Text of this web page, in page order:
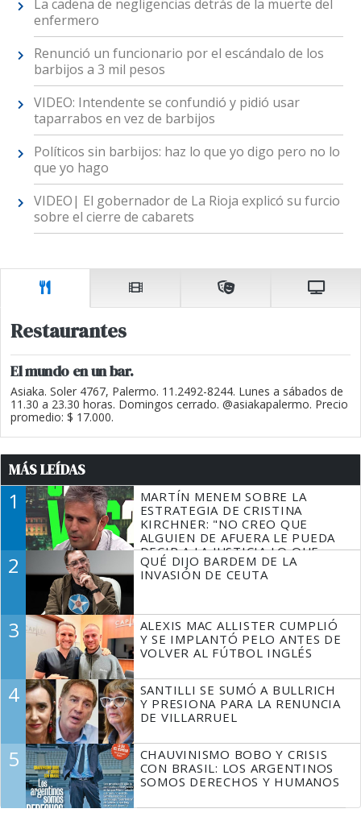
La cadena de negligencias detrás de la muerte del
enfermero
Renunció un funcionario por el escándalo de los
barbijos a 3 mil pesos
VIDEO: Intendente se confundió y pidió usar
taparrabos en vez de barbijos
Políticos sin barbijos: haz lo que yo digo pero no lo
que yo hago
VIDEO| El gobernador de La Rioja explicó su furcio
sobre el cierre de cabarets
Restaurantes
El mundo en un bar.
Asiaka. Soler 4767, Palermo. 11.2492-8244. Lunes a sábados de
11.30 a 23.30 horas. Domingos cerrado. @asiakapalermo. Precio
promedio: $ 17.000.
MÁS LEÍDAS
1
MARTÍN MENEM SOBRE LA
ESTRATEGIA DE CRISTINA
KIRCHNER: "NO CREO QUE
ALGUIEN DE AFUERA LE PUEDA
DECIR A LA JUSTICIA LO QUE
TIENE QUE HACER"
2
QUÉ DIJO BARDEM DE LA
INVASIÓN DE CEUTA
3
ALEXIS MAC ALLISTER CUMPLIÓ
Y SE IMPLANTÓ PELO ANTES DE
VOLVER AL FÚTBOL INGLÉS
4
SANTILLI SE SUMÓ A BULLRICH
Y PRESIONA PARA LA RENUNCIA
DE VILLARRUEL
5
CHAUVINISMO BOBO Y CRISIS
CON BRASIL: LOS ARGENTINOS
SOMOS DERECHOS Y HUMANOS